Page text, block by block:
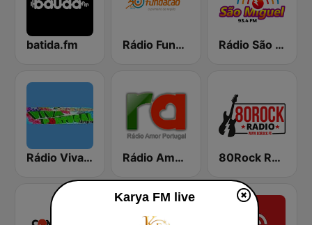
batida.fm Rádio Fundação Rádio São Miguel 93.4
Rádio Viva Portugal Rádio Amor Portugal 80Rock Rádio
Karya FM live